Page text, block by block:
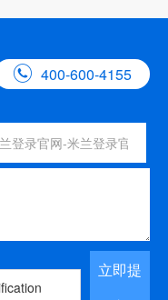
 400-600-4155
立即提